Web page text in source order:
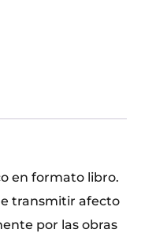
en formato libro.
transmitir afecto
por las obras